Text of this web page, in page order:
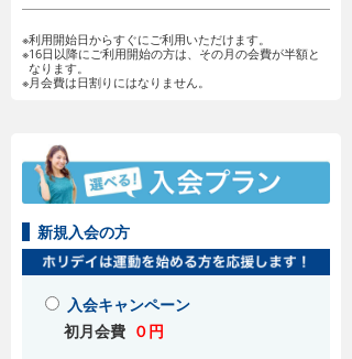
※利用開始日からすぐにご利用いただけます。
※16日以降にご利用開始の方は、その月の会費が半額と
なります。
※月会費は日割りにはなりません。
新規入会の方
入会キャンペーン
初月会費 ０円